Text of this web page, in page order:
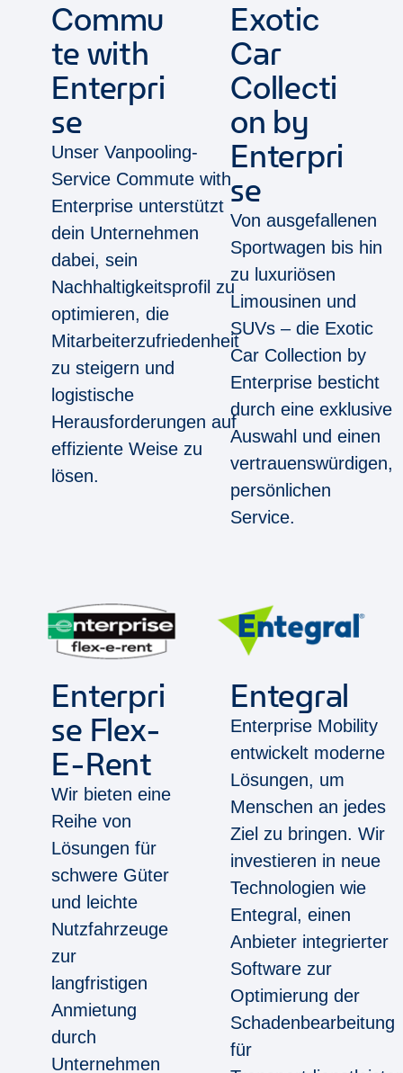
Commu
te with
Enterpri
se
Unser Vanpooling-
Service Commute with
Enterprise unterstützt
dein Unternehmen
dabei, sein
Nachhaltigkeitsprofil zu
optimieren, die
Mitarbeiterzufriedenheit
zu steigern und
logistische
Herausforderungen auf
effiziente Weise zu
lösen.
Exotic
Car
Collecti
on by
Enterpri
se
Von ausgefallenen
Sportwagen bis hin
zu luxuriösen
Limousinen und
SUVs – die Exotic
Car Collection by
Enterprise besticht
durch eine exklusive
Auswahl und einen
vertrauenswürdigen,
persönlichen
Service.
Enterpri
se Flex-
E-Rent
Wir bieten eine
Reihe von
Lösungen für
schwere Güter
und leichte
Nutzfahrzeuge
zur
langfristigen
Anmietung
durch
Unternehmen
Entegral
Enterprise Mobility
entwickelt moderne
Lösungen, um
Menschen an jedes
Ziel zu bringen. Wir
investieren in neue
Technologien wie
Entegral, einen
Anbieter integrierter
Software zur
Optimierung der
Schadenbearbeitung
für